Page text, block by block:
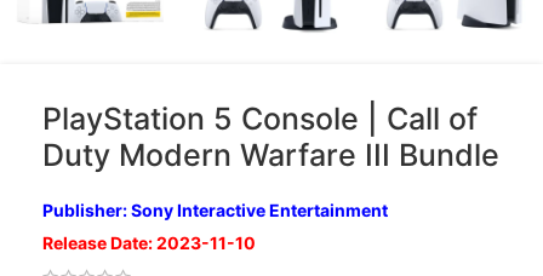
PlayStation 5 Console | Call of
Duty Modern Warfare III Bundle
Publisher: Sony Interactive Entertainment
Release Date: 2023-11-10